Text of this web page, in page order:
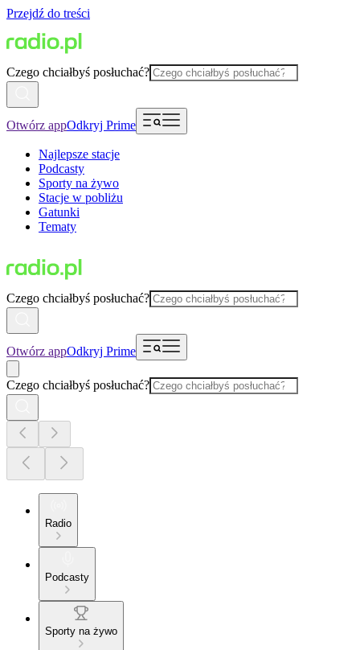
Przejdź do treści
Czego chciałbyś posłuchać?
Otwórz appOdkryj Prime
Najlepsze stacje
Podcasty
Sporty na żywo
Stacje w pobliżu
Gatunki
Tematy
Czego chciałbyś posłuchać?
Otwórz appOdkryj Prime
Czego chciałbyś posłuchać?
Radio
Podcasty
Sporty na żywo